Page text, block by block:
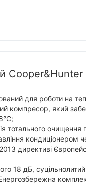
для роботи на
компресор, який
тотального очищення
директиві
18 дБ,